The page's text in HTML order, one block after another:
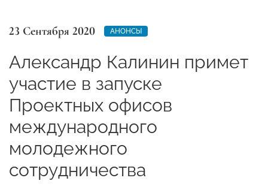
23 Сентября 2020 АНОНСЫ
Александр Калинин примет
участие в запуске
Проектных офисов
международного
молодежного
сотрудничества